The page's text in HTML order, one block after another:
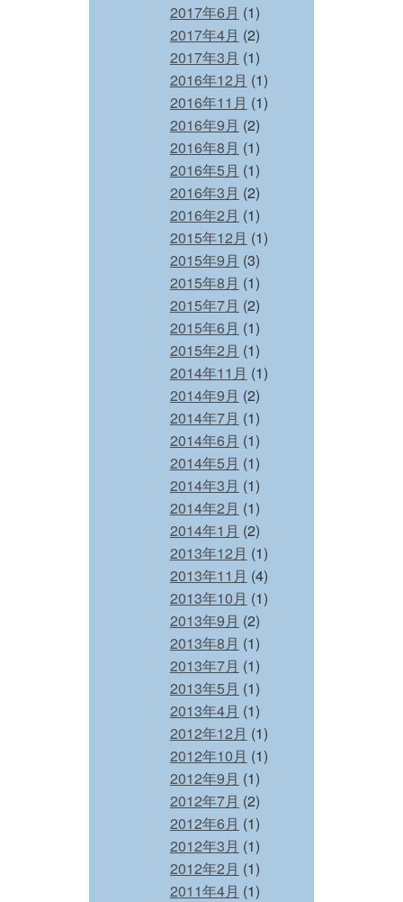
2017年6月 (1)
2017年4月 (2)
2017年3月 (1)
2016年12月 (1)
2016年11月 (1)
2016年9月 (2)
2016年8月 (1)
2016年5月 (1)
2016年3月 (2)
2016年2月 (1)
2015年12月 (1)
2015年9月 (3)
2015年8月 (1)
2015年7月 (2)
2015年6月 (1)
2015年2月 (1)
2014年11月 (1)
2014年9月 (2)
2014年7月 (1)
2014年6月 (1)
2014年5月 (1)
2014年3月 (1)
2014年2月 (1)
2014年1月 (2)
2013年12月 (1)
2013年11月 (4)
2013年10月 (1)
2013年9月 (2)
2013年8月 (1)
2013年7月 (1)
2013年5月 (1)
2013年4月 (1)
2012年12月 (1)
2012年10月 (1)
2012年9月 (1)
2012年7月 (2)
2012年6月 (1)
2012年3月 (1)
2012年2月 (1)
2011年4月 (1)